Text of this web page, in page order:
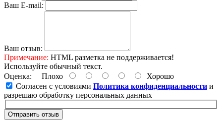
Ваш E-mail:
Ваш отзыв:
Примечание: HTML разметка не поддерживается!
Используйте обычный текст.
Оценка: Плохо
Хорошо
Согласен с условиями Политика конфиденциальности и
разрешаю обработку персональных данных
Отправить отзыв